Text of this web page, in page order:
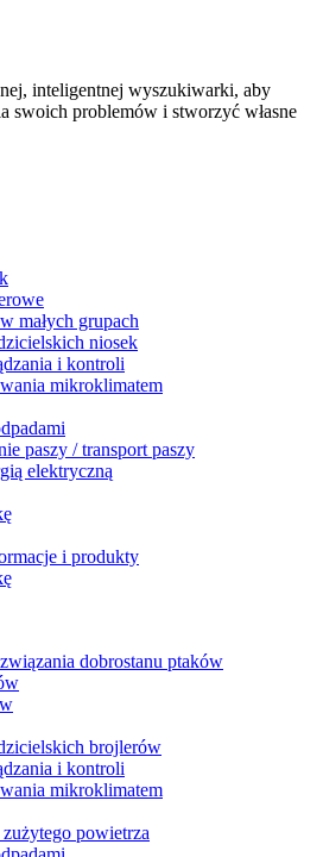
inteligentnej wyszukiwarki, aby
swoich problemów i stworzyć własne
małych grupach
niosek
i kontroli
mikroklimatem
paszy / transport paszy
elektryczną
i produkty
dobrostanu ptaków
brojlerów
i kontroli
mikroklimatem
powietrza